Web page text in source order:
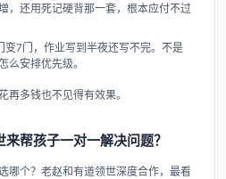
，还用死记硬背那一套，根本应付不过
变7门，作业写到半夜还写不完。不是
么安排优先级。
再多钱也不见得有效果。
帮孩子一对一解决问题？
哪个？老赵和有道领世深度合作，最看